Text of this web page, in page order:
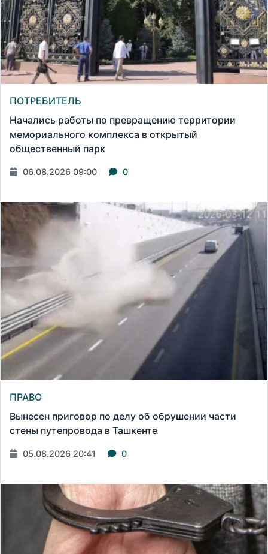
ПОТРЕБИТЕЛЬ
Начались работы по превращению территории
мемориального комплекса в открытый
общественный парк
06.08.2026 09:00 0
ПРАВО
Вынесен приговор по делу об обрушении части
стены путепровода в Ташкенте
05.08.2026 20:41 0